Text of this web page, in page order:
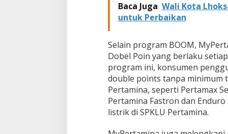
Baca Juga Wali Kota
untuk Perbaikan
Selain program BOOM,
Dobel Poin yang berlaku
program ini, konsumen
double points tanpa
Pertamina, seperti Pertamax
Pertamina Fastron dan
listrik di SPKLU Pertamina.